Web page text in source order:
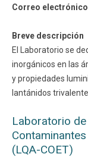
Correo
Breve descripción
El Laboratorio se
inorgánicos en las
y propiedades
lantánidos
Laboratorio
(LQA-COET)